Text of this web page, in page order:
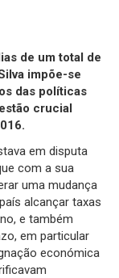
de um total de
impõe-se
das políticas
crucial
em disputa
com a sua
uma mudança
alcançar taxas
e também
em particular
económica